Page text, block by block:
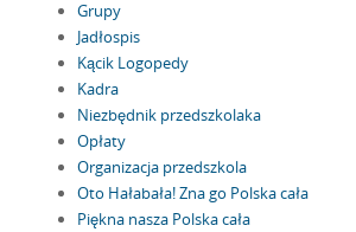
Grupy
Jadłospis
Kącik Logopedy
Kadra
Niezbędnik przedszkolaka
Opłaty
Organizacja przedszkola
Oto Hałabała! Zna go Polska cała
Piękna nasza Polska cała